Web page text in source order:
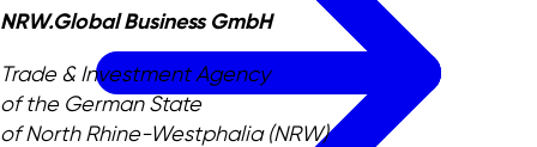
NRW.Global Business GmbH
Trade & Investment Agency
of the German State
of North Rhine-Westphalia (NRW)